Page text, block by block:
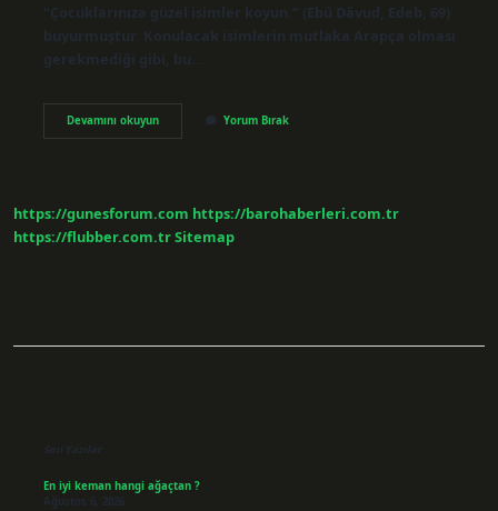
“Çocuklarınıza güzel isimler koyun.” (Ebû Dâvud, Edeb, 69)
buyurmuştur. Konulacak isimlerin mutlaka Arapça olması
gerekmediği gibi, bu…
Devamını okuyunKuranda
Kimin
Yorum Bırak
https://gunesforum.com https://barohaberleri.com.tr
https://flubber.com.trSitemap
Son Yazılar
En iyi keman hangi ağaçtan ?
Ağustos 6, 2026